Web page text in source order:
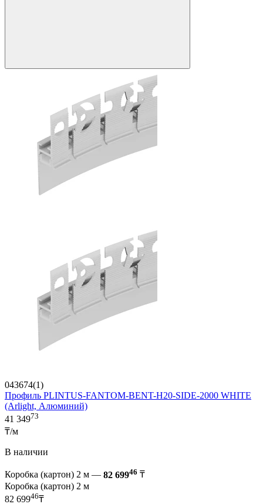
043674(1)
Профиль PLINTUS-FANTOM-BENT-H20-SIDE-2000 WHITE
(Arlight, Алюминий)
41 34973
₸/м
В наличии
Коробка (картон) 2 м — 82 69946 ₸
Коробка (картон) 2 м
82 69946₸